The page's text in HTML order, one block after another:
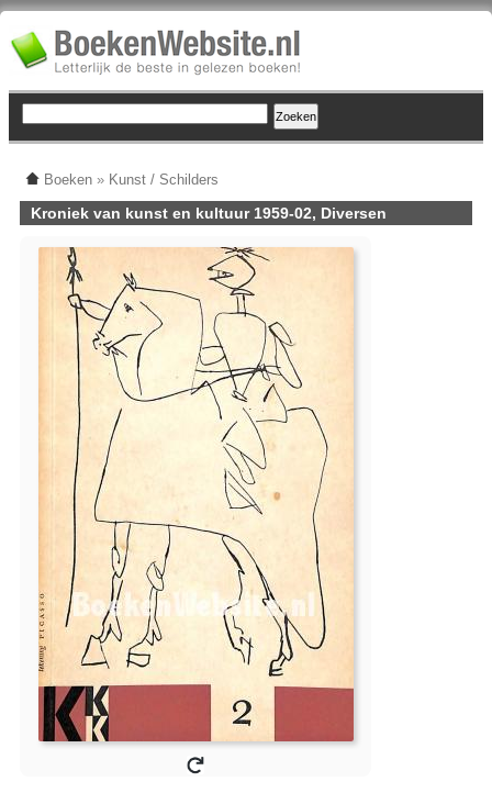
Boeken » Kunst / Schilders
Kroniek van kunst en kultuur 1959-02, Diversen